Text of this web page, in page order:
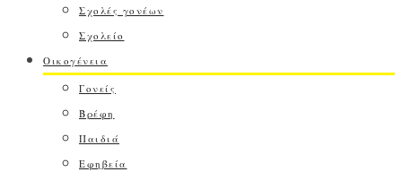
Σχολές γονέων
Σχολείο
Οικογένεια
Γονείς
Βρέφη
Παιδιά
Εφηβεία